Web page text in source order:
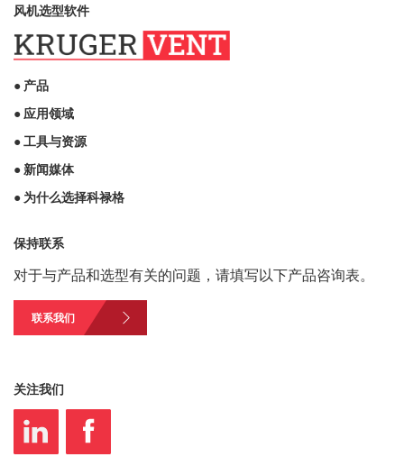
风机选型软件
● 产品
● 应用领域
● 工具与资源
● 新闻媒体
● 为什么选择科禄格
保持联系
对于与产品和选型有关的问题，请填写以下产品咨询表。
联系我们
关注我们